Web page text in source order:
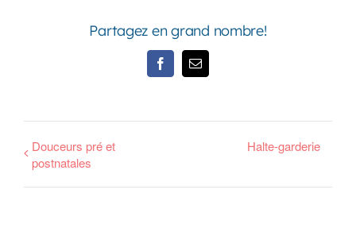
Partagez en grand nombre!
FacebookEmail
Douceurs pré et
postnatales
Halte-garderie